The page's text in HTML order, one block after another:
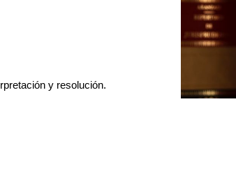
y resolución.